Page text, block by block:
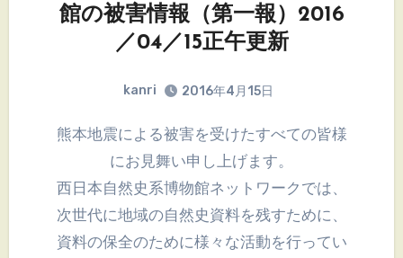
館の被害情報（第一報）2016
／04／15正午更新
kanri 2016年4月15日
熊本地震による被害を受けたすべての皆様
にお見舞い申し上げます。
西日本自然史系博物館ネットワークでは、
次世代に地域の自然史資料を残すために、
資料の保全のために様々な活動を行ってい